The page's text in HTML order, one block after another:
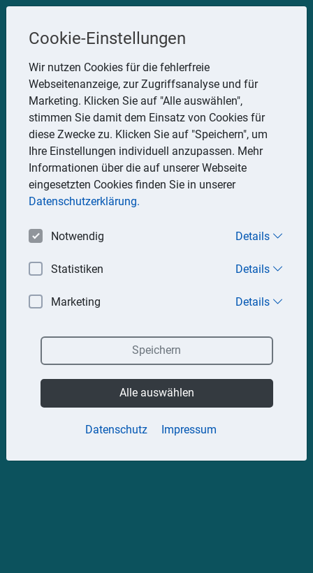
Steuerberater
Uwe Glauner
Erlachstraße 28, 75217 Birkenfeld
Telefon: 07082 7935533
Mobil: 0151 15330111
E-Mail:stbglauner@t-online.de
Impressum Datenschutz
Cookie-Einstellungen
Wir nutzen Cookies für die fehlerfreie
Webseitenanzeige, zur Zugriffsanalyse und für
Marketing. Klicken Sie auf "Alle auswählen",
stimmen Sie damit dem Einsatz von Cookies für
diese Zwecke zu. Klicken Sie auf "Speichern", um
Ihre Einstellungen individuell anzupassen. Mehr
Informationen über die auf unserer Webseite
eingesetzten Cookies finden Sie in unserer
Datenschutzerklärung.
Notwendig Details
Statistiken Details
Marketing Details
Datenschutz Impressum
Speichern
Alle auswählen